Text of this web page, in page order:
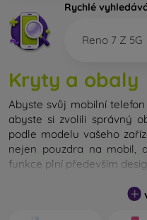
Rychlé
Reno 7 Z 5G
Kryty a obaly
Abyste svůj mobilní
abyste si zvolili správný
podle modelu vašeho
nejen pouzdra na mobil,
funkce plní především
Kryt na mobil můžeme
ochranu zadní části